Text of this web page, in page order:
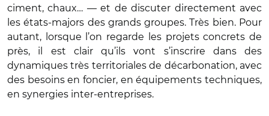
ciment, chaux… — et de discuter directement avec
les états-majors des grands groupes. Très bien. Pour
autant, lorsque l’on regarde les projets concrets de
près, il est clair qu’ils vont s’inscrire dans des
dynamiques très territoriales de décarbonation, avec
des besoins en foncier, en équipements techniques,
en synergies inter-entreprises.